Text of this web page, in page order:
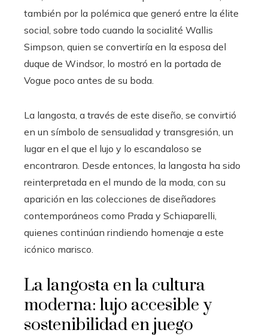
también por la polémica que generó entre la élite
social, sobre todo cuando la socialité Wallis
Simpson, quien se convertiría en la esposa del
duque de Windsor, lo mostró en la portada de
Vogue poco antes de su boda.
La langosta, a través de este diseño, se convirtió
en un símbolo de sensualidad y transgresión, un
lugar en el que el lujo y lo escandaloso se
encontraron. Desde entonces, la langosta ha sido
reinterpretada en el mundo de la moda, con su
aparición en las colecciones de diseñadores
contemporáneos como Prada y Schiaparelli,
quienes continúan rindiendo homenaje a este
icónico marisco.
La langosta en la cultura
moderna: lujo accesible y
sostenibilidad en juego